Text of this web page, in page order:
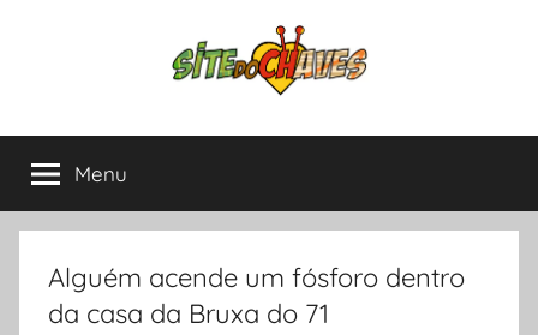
Site
do
Chaves
Chapolin,
tudo
sobre
mais
Menu
Alguém acende um fósforo dentro
da casa da Bruxa do 71